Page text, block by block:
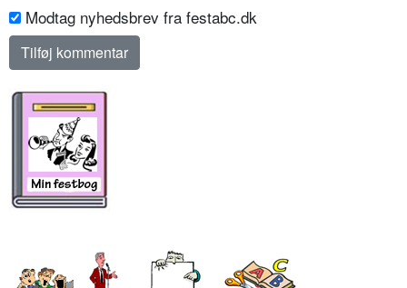
Modtag nyhedsbrev fra festabc.dk